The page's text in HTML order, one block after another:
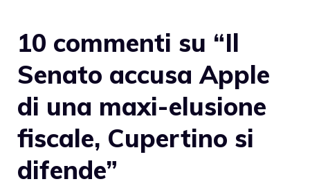
10 commenti su “Il
Senato accusa Apple
di una maxi-elusione
fiscale, Cupertino si
difende”